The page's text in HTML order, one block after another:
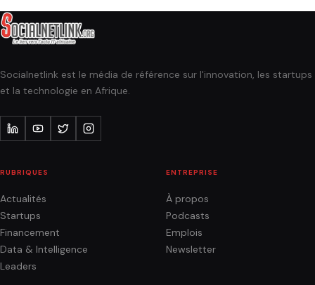
Socialnetlink est le média de référence sur l'innovation, les startups
et la technologie en Afrique.
RUBRIQUES
Actualités
Startups
Financement
Data & Intelligence
Leaders
ENTREPRISE
À propos
Podcasts
Emplois
Newsletter